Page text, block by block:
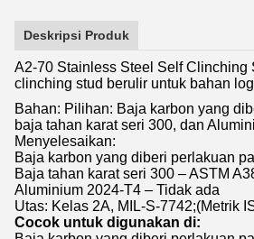
Deskripsi Produk
A2-70 Stainless Steel Self Clinching
clinching stud berulir untuk bahan
Bahan: Pilihan: Baja karbon yang
baja tahan karat seri 300, dan
Menyelesaikan:
Baja karbon yang diberi perlakuan
Baja tahan karat seri 300 – ASTM
Aluminium 2024-T4 – Tidak ada
Utas: Kelas 2A, MIL-S-7742;(Metrik
Cocok untuk digunakan di: